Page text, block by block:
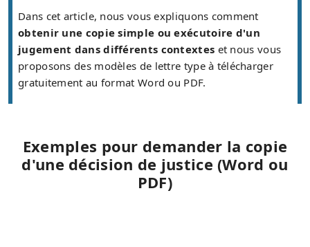
Dans cet article, nous vous expliquons comment
obtenir une copie simple ou exécutoire d'un
jugement dans différents contextes et nous vous
proposons des modèles de lettre type à télécharger
gratuitement au format Word ou PDF.
Exemples pour demander la copie
d'une décision de justice (Word ou
PDF)